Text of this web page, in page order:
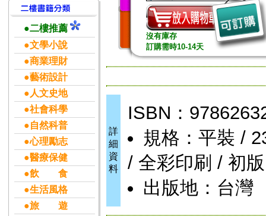
●二樓推薦
●文學小說
●商業理財
●藝術設計
●人文史地
●社會科學
●自然科普
●心理勵志
●醫療保健
●飲 食
●生活風格
●旅 遊
沒有庫存
訂購需時10-14天
詳
細
資
料
ISBN：
規格：平裝 /
/ 全彩印刷 / 初版
出版地：台灣